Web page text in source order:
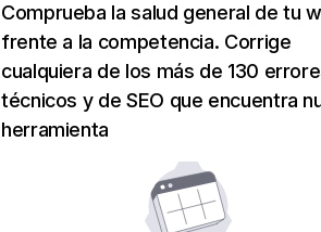
Comprueba la salud general de tu
frente a la competencia. Corrige
cualquiera de los más de 130
técnicos y de SEO que encuentra
herramienta